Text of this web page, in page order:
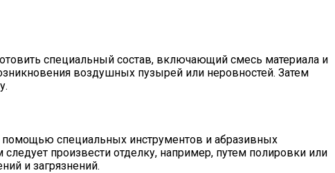
специальный состав, включающий смесь материала и
воздушных пузырей или неровностей. Затем
помощью специальных инструментов и абразивных
произвести отделку, например, путем полировки или
и загрязнений.